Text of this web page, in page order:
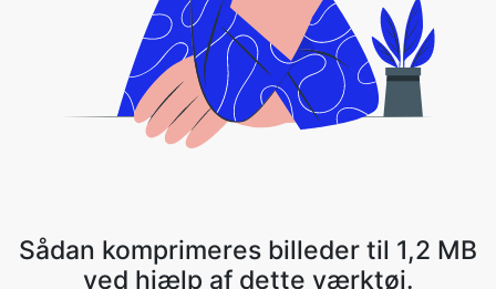
1 . Upload billedfilen eller Klik på rullemenuen og vælg Dropbox/Google